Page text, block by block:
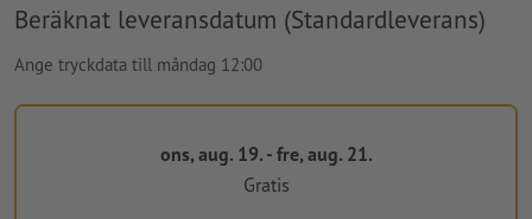
Beräknat leveransdatum (Standardleverans)
Ange tryckdata till måndag 12:00
ons, aug. 19. - fre, aug. 21.
Gratis